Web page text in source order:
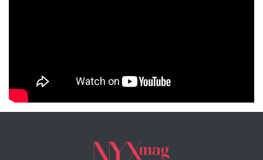
NYXmag 2. Yaş Kutlama Etkinliği